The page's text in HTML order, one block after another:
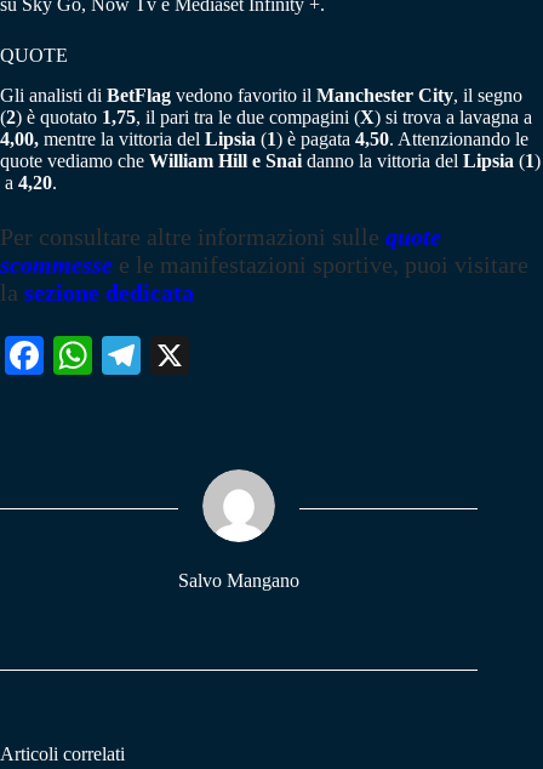
su Sky Go, Now Tv e Mediaset Infinity +.
QUOTE
Gli analisti di BetFlag vedono favorito il Manchester City, il segno
(2) è quotato 1,75, il pari tra le due compagini (X) si trova a lavagna a
4,00, mentre la vittoria del Lipsia (1) è pagata 4,50. Attenzionando le
quote vediamo che William Hill e Snai danno la vittoria del Lipsia (1)
a 4,20.
Per consultare altre informazioni sulle quote
scommesse e le manifestazioni sportive, puoi visitare
la sezione dedicata
Fa W
pp
Te
m
Salvo Mangano
Articoli correlati